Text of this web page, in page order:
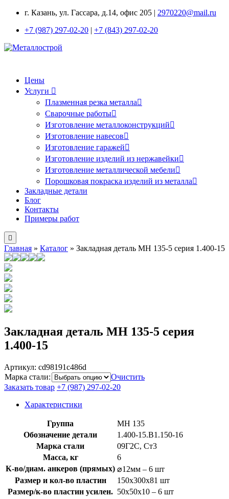
г. Казань, ул. Гассара, д.14, офис 205 | 2970220@mail.ru
+7 (987) 297-02-20 | +7 (843) 297-02-20
Цены
Услуги
Плазменная резка металла
Сварочные работы
Изготовление металлоконструкций
Изготовление навесов
Изготовление гаражей
Изготовление изделий из нержавейки
Изготовление металлической мебели
Порошковая покраска изделий из металла
Закладные детали
Блог
Контакты
Примеры работ
Главная » Каталог » Закладная деталь МН 135-5 серия 1.400-15
Закладная деталь МН 135-5 серия
1.400-15
Артикул: cd98191c486d
Марка стали:
Очистить
Заказать товар +7 (987) 297-02-20
Характеристики
Группа
МН 135
Обозначение детали
1.400-15.B1.150-16
Марка стали
09Г2С, Ст3
Масса, кг
6
К-во/диам. анкеров (прямых) ⌀12мм – 6 шт
Размер и кол-во пластин
150x300x81 шт
Размер/к-во пластин усилен. 50х50х10 – 6 шт